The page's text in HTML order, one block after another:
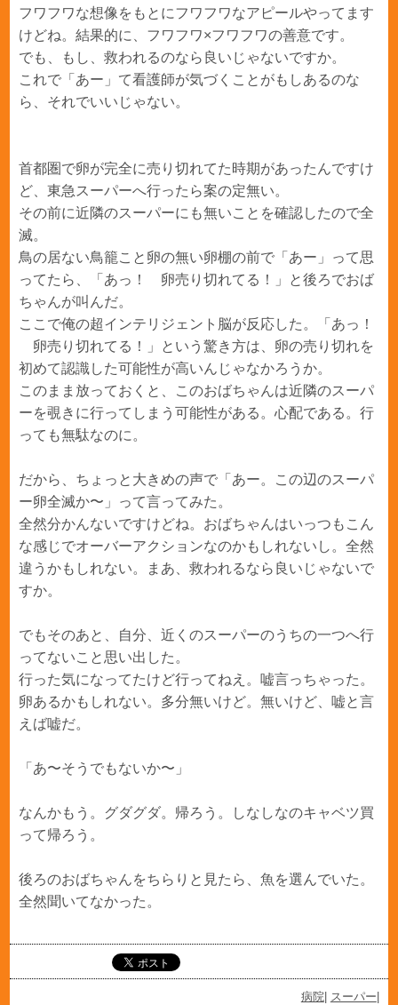
フワフワな想像をもとにフワフワなアピールやってます
けどね。結果的に、フワフワ×フワフワの善意です。
でも、もし、救われるのなら良いじゃないですか。
これで「あー」て看護師が気づくことがもしあるのな
ら、それでいいじゃない。
首都圏で卵が完全に売り切れてた時期があったんですけ
ど、東急スーパーへ行ったら案の定無い。
その前に近隣のスーパーにも無いことを確認したので全
滅。
鳥の居ない鳥籠こと卵の無い卵棚の前で「あー」って思
ってたら、「あっ！ 卵売り切れてる！」と後ろでおば
ちゃんが叫んだ。
ここで俺の超インテリジェント脳が反応した。「あっ！
卵売り切れてる！」という驚き方は、卵の売り切れを
初めて認識した可能性が高いんじゃなかろうか。
このまま放っておくと、このおばちゃんは近隣のスーパ
ーを覗きに行ってしまう可能性がある。心配である。行
っても無駄なのに。
だから、ちょっと大きめの声で「あー。この辺のスーパ
ー卵全滅か〜」って言ってみた。
全然分かんないですけどね。おばちゃんはいっつもこん
な感じでオーバーアクションなのかもしれないし。全然
違うかもしれない。まあ、救われるなら良いじゃないで
すか。
でもそのあと、自分、近くのスーパーのうちの一つへ行
ってないこと思い出した。
行った気になってたけど行ってねえ。嘘言っちゃった。
卵あるかもしれない。多分無いけど。無いけど、嘘と言
えば嘘だ。
「あ〜そうでもないか〜」
なんかもう。グダグダ。帰ろう。しなしなのキャベツ買
って帰ろう。
後ろのおばちゃんをちらりと見たら、魚を選んでいた。
全然聞いてなかった。
病院| スーパー